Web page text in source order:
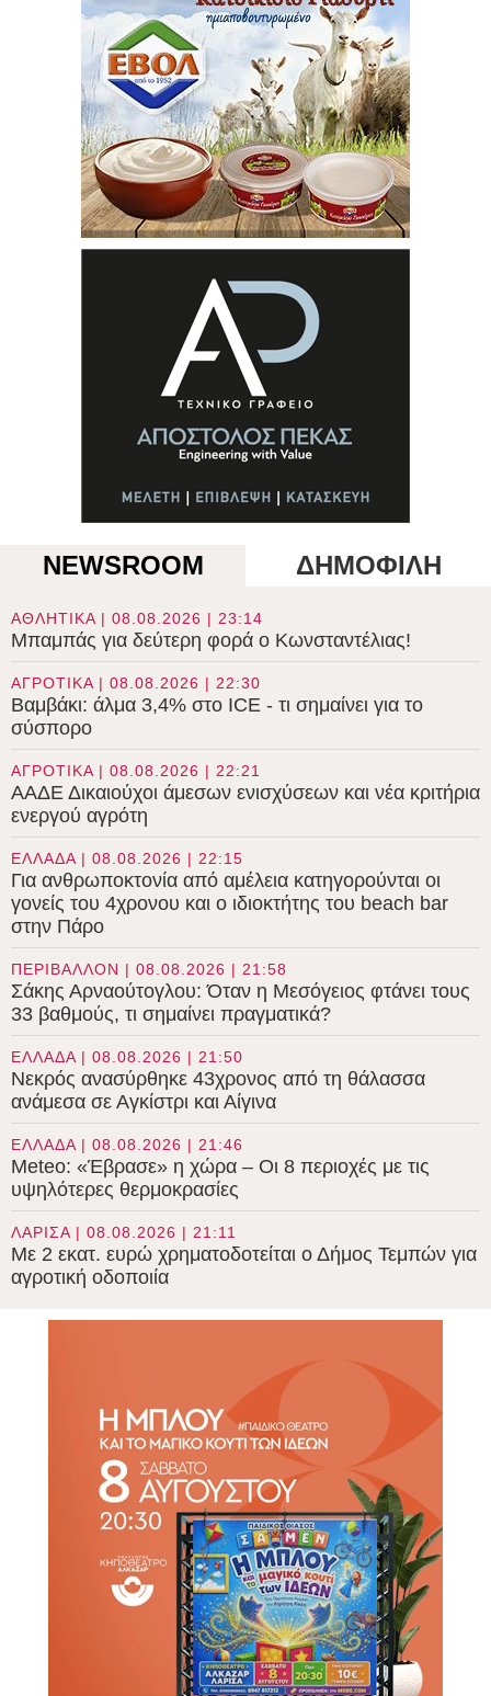
NEWSROOM ΔΗΜΟΦΙΛΗ
ΑΘΛΗΤΙΚΑ | 08.08.2026 | 23:14
Μπαμπάς για δεύτερη φορά ο Κωνσταντέλιας!
ΑΓΡΟΤΙΚΑ | 08.08.2026 | 22:30
Βαμβάκι: άλμα 3,4% στο ICE - τι σημαίνει για το
σύσπορο
ΑΓΡΟΤΙΚΑ | 08.08.2026 | 22:21
ΑΑΔΕ Δικαιούχοι άμεσων ενισχύσεων και νέα κριτήρια
ενεργού αγρότη
ΕΛΛΑΔΑ | 08.08.2026 | 22:15
Για ανθρωποκτονία από αμέλεια κατηγορούνται οι
γονείς του 4χρονου και ο ιδιοκτήτης του beach bar
στην Πάρο
ΠΕΡΙΒΑΛΛΟΝ | 08.08.2026 | 21:58
Σάκης Αρναούτογλου: Όταν η Μεσόγειος φτάνει τους
33 βαθμούς, τι σημαίνει πραγματικά?
ΕΛΛΑΔΑ | 08.08.2026 | 21:50
Νεκρός ανασύρθηκε 43χρονος από τη θάλασσα
ανάμεσα σε Αγκίστρι και Αίγινα
ΕΛΛΑΔΑ | 08.08.2026 | 21:46
Meteo: «Έβρασε» η χώρα – Οι 8 περιοχές με τις
υψηλότερες θερμοκρασίες
ΛΑΡΙΣΑ | 08.08.2026 | 21:11
Με 2 εκατ. ευρώ χρηματοδοτείται ο Δήμος Τεμπών για
αγροτική οδοποιία